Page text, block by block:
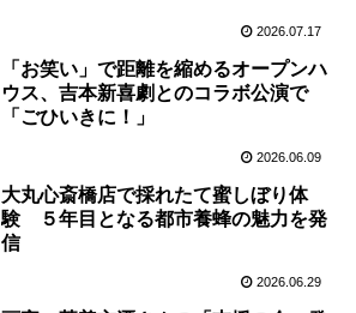
2026.07.17
「お笑い」で距離を縮めるオープンハ
ウス、吉本新喜劇とのコラボ公演で
「ごひいきに！」
2026.06.09
大丸心斎橋店で採れたて蜜しぼり体
験 ５年目となる都市養蜂の魅力を発
信
2026.06.29